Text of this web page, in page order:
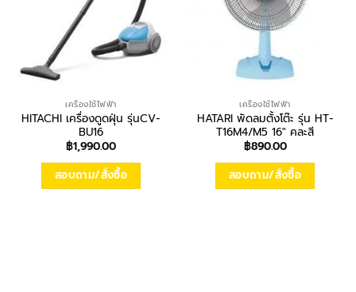
เครื่องใช้ไฟฟ้า
HITACHI เครื่องดูดฝุ่น รุ่นCV-
BU16
฿1,990.00
สอบถาม/สั่งซื้อ
เครื่องใช้ไฟฟ้า
HATARI พัดลมตั้งโต๊ะ รุ่น HT-
T16M4/M5 16″ คละสี
฿890.00
สอบถาม/สั่งซื้อ